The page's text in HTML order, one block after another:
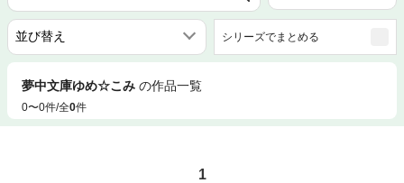
シリーズでまとめる
夢中文庫ゆめ☆こみ の作品一覧
0〜0件/全0件
1